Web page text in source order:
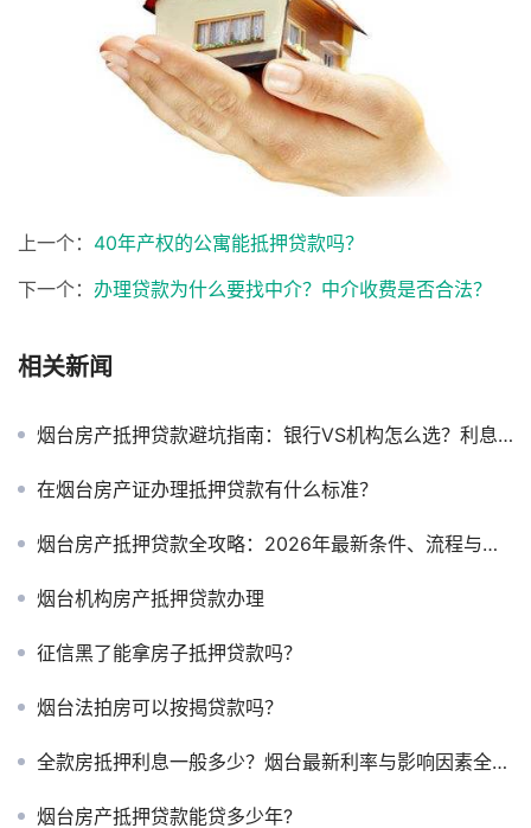
上一个： 40年产权的公寓能抵押贷款吗？
下一个： 办理贷款为什么要找中介？中介收费是否合法？
相关新闻
烟台房产抵押贷款避坑指南：银行VS机构怎么选？利息到底是多少？
在烟台房产证办理抵押贷款有什么标准？
烟台房产抵押贷款全攻略：2026年最新条件、流程与征信问题详解
烟台机构房产抵押贷款办理
征信黑了能拿房子抵押贷款吗？
烟台法拍房可以按揭贷款吗？
全款房抵押利息一般多少？烟台最新利率与影响因素全解析2026！！
烟台房产抵押贷款能贷多少年?